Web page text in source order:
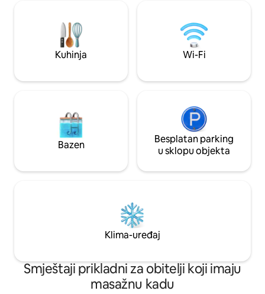
i dostupan je automobilom.
Kuhinja Wi-Fi
Bazen
Besplatan parking
u sklopu objekta
Klima-uređaj
Smještaji prikladni za obitelji koji imaju
masažnu kadu